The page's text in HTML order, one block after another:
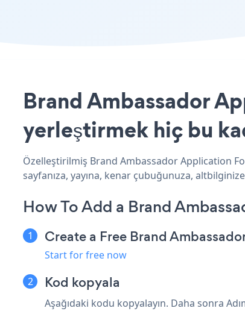
Brand Ambassador
yerleştirmek hiç bu
Özelleştirilmiş Brand Ambassador Application
sayfanıza, yayına, kenar çubuğunuza,
How To Add a Brand
Create a Free Brand
Start for free now
Kod kopyala
Aşağıdaki kodu kopyalayın. Daha sonra